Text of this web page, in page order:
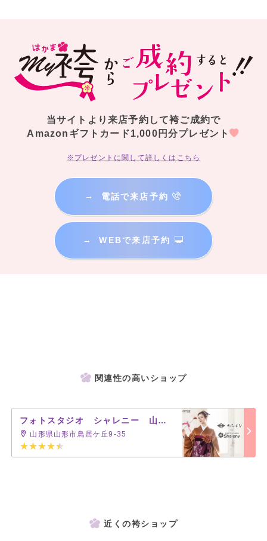
当サイトより来店予約して袴ご成約で
Amazonギフトカード1,000円分プレゼント
※プレゼントに関して詳しくはこちら
→ 電話で来店予約
→ WEBで来店予約
関連性の高いショップ
フォトスタジオ シャレニー 山形南店
山形県山形市鳥居ケ丘9-35
近くの袴ショップ